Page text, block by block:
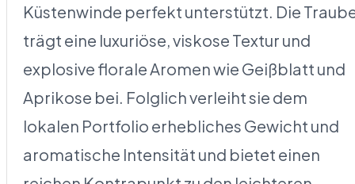
Küstenwinde perfekt unterstützt. Die
trägt eine luxuriöse, viskose Textur und
explosive florale Aromen wie Geißblatt und
Aprikose bei. Folglich verleiht sie dem
lokalen Portfolio erhebliches Gewicht und
aromatische Intensität und bietet einen